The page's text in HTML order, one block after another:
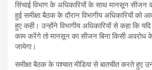
सिंचाई विभाग के अधिकारियों के साथ मानसून सीजन
हुई समीक्षा बैठक के दौरान विभागीय अधिकारियों को
हुए कही। उन्होंने विभागीय अधिकारियों से कहा कि
काम करेंगे तो मानसून का सीजन बिना किसी
जायेगा।
समीक्षा बैठक के पश्चात मीडिया से बातचीत करते हुए